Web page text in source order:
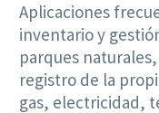
Aplicaciones
inventario y
parques
registro de la
gas, electricidad,